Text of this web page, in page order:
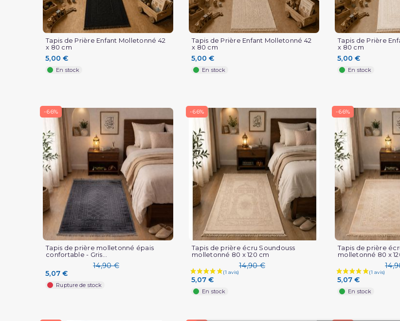
Tapis de Prière Enfant Molletonné 42
x 80 cm
5,00 €
En stock
Tapis de Prière Enfant Molletonné 42
x 80 cm
5,00 €
En stock
Tapis de Prière
x 80 cm
5,00 €
En stock
-66%
Tapis de prière molletonné épais
confortable - Gris...
14,90 €
5,07 €
Rupture de stock
-66%
Tapis de prière écru Soundouss
molletonné 80 x 120 cm
14,90 €
5,07 €
En stock
-66%
Tapis de prière
molletonné 80 x
5,07 €
En stock